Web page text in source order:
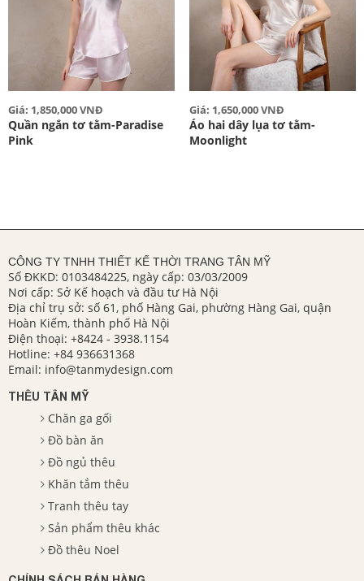
Giá: 1,850,000 VNĐ
Quần ngắn tơ tằm-Paradise
Pink
Giá: 1,650,000 VNĐ
Áo hai dây lụa tơ tằm-
Moonlight
CÔNG TY TNHH THIẾT KẾ THỜI TRANG TÂN MỸ
Số ĐKKD: 0103484225, ngày cấp: 03/03/2009
Nơi cấp: Sở Kế hoạch và đầu tư Hà Nội
Địa chỉ trụ sở: số 61, phố Hàng Gai, phường Hàng Gai, quận
Hoàn Kiếm, thành phố Hà Nội
Điện thoại: +8424 - 3938.1154
Hotline: +84 936631368
Email: info@tanmydesign.com
THÊU TÂN MỸ
Chăn ga gối
Đồ bàn ăn
Đồ ngủ thêu
Khăn tắm thêu
Tranh thêu tay
Sản phẩm thêu khác
Đồ thêu Noel